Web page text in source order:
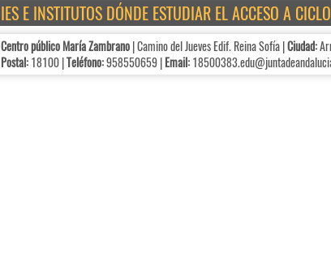
IES E INSTITUTOS DÓNDE ESTUDIAR EL ACCESO A
Centro público María Zambrano| Camino del Jueves Edif. Reina Sofía |Ciudad:
Postal:18100 |Teléfono:958550659 |Email: